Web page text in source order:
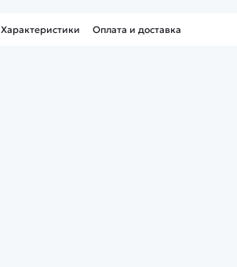
Характеристики Оплата и доставка